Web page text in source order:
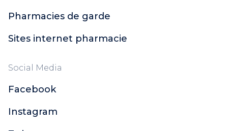
Pharmacies de garde
Sites internet pharmacie
Social Media
Facebook
Instagram